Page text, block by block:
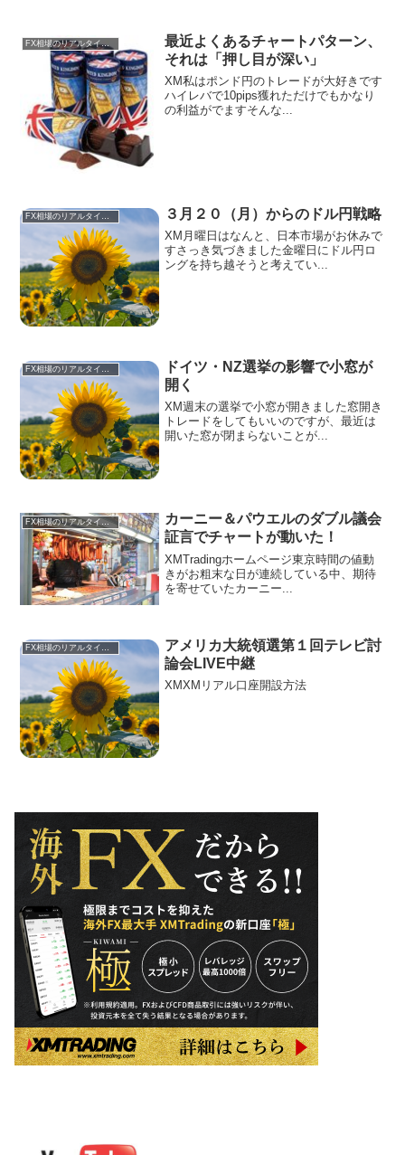
FX相場のリアルタイム情報
最近よくあるチャートパターン、
それは「押し目が深い」
XM私はポンド円のトレードが大好きです
ハイレバで10pips獲れただけでもかなり
の利益がでますそんな...
３月２０（月）からのドル円戦略
XM月曜日はなんと、日本市場がお休みで
すさっき気づきました金曜日にドル円ロ
ングを持ち越そうと考えてい...
ドイツ・NZ選挙の影響で小窓が
開く
XM週末の選挙で小窓が開きました窓開き
トレードをしてもいいのですが、最近は
開いた窓が閉まらないことが...
FX相場のリアルタイム情報
カーニー＆パウエルのダブル議会
証言でチャートが動いた！
XMTradingホームページ東京時間の値動
きがお粗末な日が連続している中、期待
を寄せていたカーニー...
アメリカ大統領選第１回テレビ討
論会LIVE中継
XMXMリアル口座開設方法